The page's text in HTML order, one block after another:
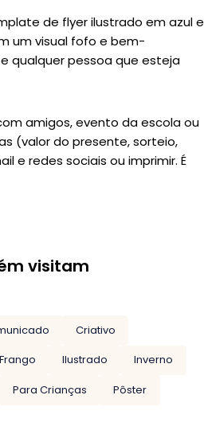
de flyer ilustrado em azul e
um visual fofo e bem-
qualquer pessoa que esteja
amigos, evento da escola ou
(valor do presente, sorteio,
e redes sociais ou imprimir. É
visitam
Criativo
Frango Ilustrado
Inverno
Para Crianças
Pôster